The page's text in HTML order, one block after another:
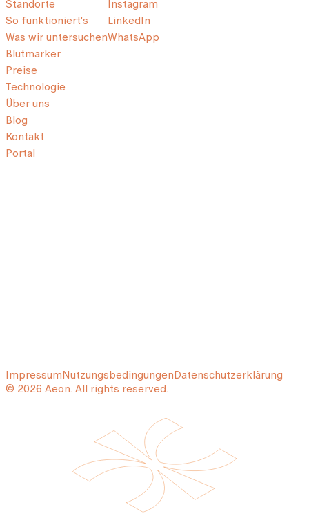
Standorte
So funktioniert's
Was wir untersuchen
Blutmarker
Preise
Technologie
Über uns
Blog
Kontakt
Portal
Instagram
LinkedIn
WhatsApp
ImpressumNutzungsbedingungenDatenschutzerklärung
© 2026 Aeon. All rights reserved.